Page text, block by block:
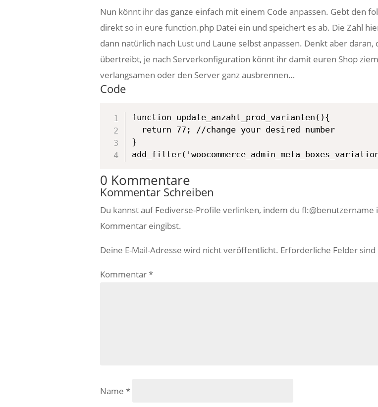
Nun könnt ihr das ganze einfach mit einem Code anpassen. Gebt den
direkt so in eure function.php Datei ein und speichert es ab. Die Zahl
dann natürlich nach Lust und Laune selbst anpassen. Denkt aber daran,
übertreibt, je nach Serverkonfiguration könnt ihr damit euren Shop
verlangsamen oder den Server ganz ausbrennen…
Code
function update_anzahl_prod_varianten(){
  return 77; //change your desired number
}
0 Kommentare
Kommentar Schreiben
Du kannst auf Fediverse-Profile verlinken, indem du fl:@benutzername
Kommentar eingibst.
Deine E-Mail-Adresse wird nicht veröffentlicht. Erforderliche Felder
Kommentar*
Name *